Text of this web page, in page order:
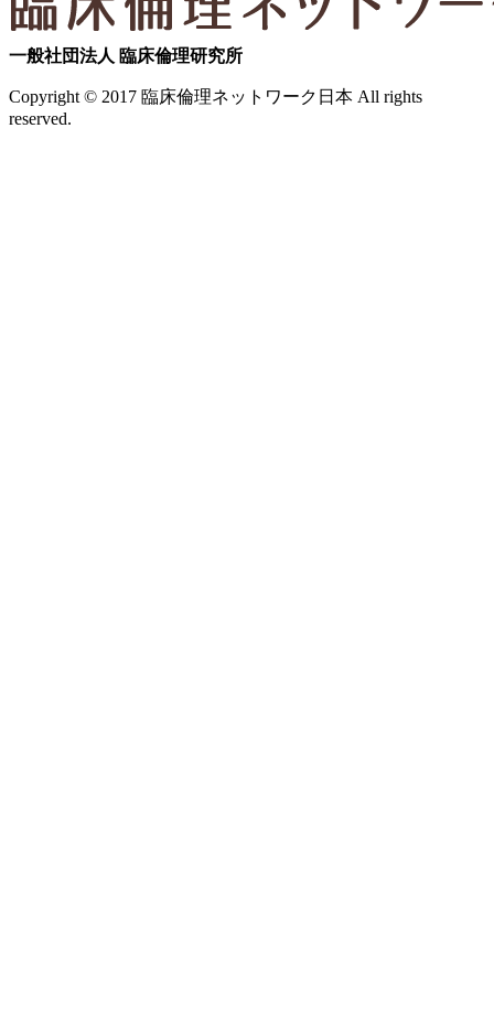
一般社団法人 臨床倫理研究所
Copyright © 2017 臨床倫理ネットワーク日本 All rights
reserved.